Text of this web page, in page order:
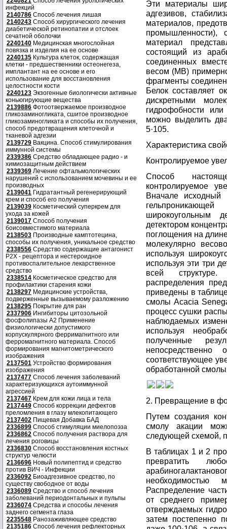
инфекций
2140786 Способ лечения лишая
2140243 Способ хирургического лечения
диабетической ретинопатии и отслоек
сечатной оболочки
2240140 Медицинская многослойная
повязка и изделия на ее основе
2240135 Культура клеток, содержащая
клетки - предшественники остеонегеза,
имплантант на ее основе и его
использование для восстановления
целостности кости
2240123 Экзогенные биологически активные
коньюгирующие вещества
2139886 Фотоотвержаемое производное
гликозаминогликата, сшитое производное
гликозаминогликата и способы их получения,
способ предотвращения клеточной и
тканевой адгезии
2139729 Вакцина. Способ стимулирования
иммунной системы
2339386 Средство обладающее радио - и
химиозащитным действием
2339369 Лечение офтальмологических
нарушений с использованием мочевины и ее
производных
2139041 Гидратантный регенерирующий
крем и способ его получения
2139039 Косметический суперкрем для
ухода за кожей
2139017 Способ получения
боисовместимого материала
2138503 Производные камптотецина,
способы их получения, уникальное средство
2338556 Средство содержащие антагонист
Р2Х - рецептора и нестероидное
противоспалительное лекарственное
средство
2338514 Косметическое средство для
профилактики старения кожи
2138297 Медицинские устройства,
подверженные вызываемому разложению
2138295 Покрытие для ран
2337906 Ингибиторы цитозольной
фосфолипазы А2 Применение
физиологически допустимого
корпускулярного ферримагнитного или
ферромагнитного материала. Способ
формирования магнитометрического
изображения
2137501 Устройство формирования
изображения
2137477 Способ лечения заболеваний
характеризующихся аутоиммунной
агрессией
2137467 Крем для кожи лица и тела
2137449 Способ коррекции дефектов
преломления в глазу млекопитающего
2137402 Пищевая Добавка БАД
2336899 Способ стимуляции миелопоэза
2336862 Способ получения раствора для
лечения роговицы
2336830 Способ восстановления костных
структур челюсти
2136696 Новый полипептид и средство
против ВИЧ - Инфекции
2336092 Биоадгезивное средство, по
существу свободное от воды
2336089 Средство и способ лечения
заболеваний периодонтальных и пульпы
2336074 Средства и способы лечения
заднего сегмента глаза
2235548 Ранозаживляющее средство
2135186 Способ лечения рефлекторных
Эти материалы
адгезивов,
материалов,
промышленности),
материал
состоящий из
соединенных
весом (МВ)
фрагменты
Белок составляет
дискретными
гидрофобности
можно выделить
5·105.
Характеристика
Контролируемое
Способ
контролируемое
Вначале исходный
широкоугольным
детектором
поглощения на
молекулярно
используя
используя эти три
всей структуре.
распределения
приведены в
смолы Acacia
процесс сушки
наблюдаемых
используя
полученные
соответствующее
обработанной
2. Превращение в
Путем создания
смолу акации
следующей схемой,
В таблицах 1 и 2
превратить
необходимостью
Распределение
от среднего
отверждаемых
затем постепенно